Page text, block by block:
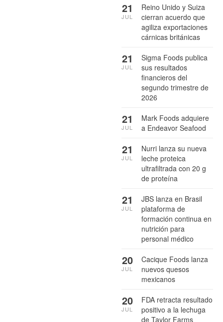
Reino Unido y Suiza
cierran acuerdo que
agiliza exportaciones
cárnicas británicas
21
JUL
Sigma Foods publica
sus resultados
financieros del
segundo trimestre de
2026
21
JUL
Mark Foods adquiere
a Endeavor Seafood
21
JUL
Nurri lanza su nueva
leche proteica
ultrafiltrada con 20 g
de proteína
21
JUL
JBS lanza en Brasil
plataforma de
formación continua en
nutrición para
personal médico
21
JUL
Cacique Foods lanza
nuevos quesos
mexicanos
20
JUL
FDA retracta resultado
positivo a la lechuga
de Taylor Farms
20
JUL